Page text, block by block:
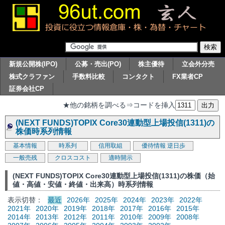
新規公開株(IPO) 公募・売出(PO) 株主優待
立会外分売
株式クラファン
手数料比較 コンタクト
FX業者CP
証券会社CP
★他の銘柄を調べる⇒コードを挿入
(NEXT FUNDS)TOPIX Core30連動型上場投信(1311)の
株価時系列情報
基本情報 時系列 信用取組 優待情報 逆日歩
一般売残
クロスコスト 適時開示
(NEXT FUNDS)TOPIX Core30連動型上場投信(1311)の株価（始
値・高値・安値・終値・出来高）時系列情報
表示切替：
最近 2026年 2025年 2024年 2023年
2022年
2021年
2020年 2019年 2018年 2017年 2016年
2015年
2014年
2013年 2012年 2011年 2010年 2009年
2008年